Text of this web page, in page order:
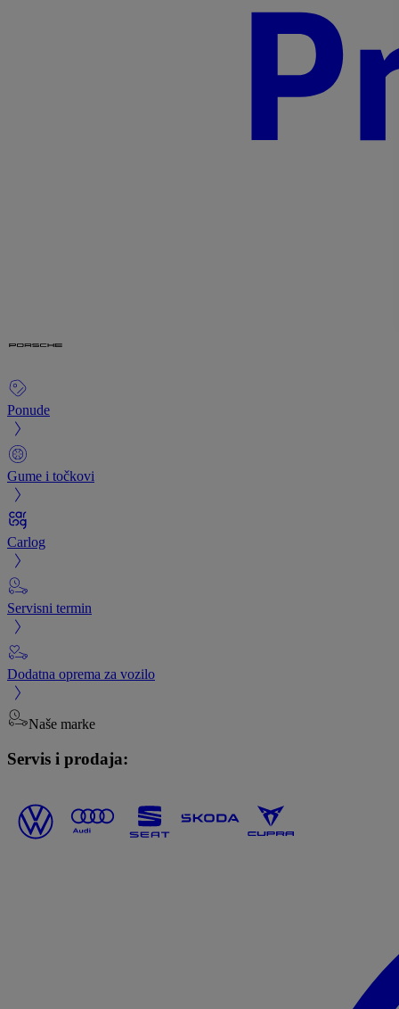
Ponude
Gume i točkovi
Carlog
Servisni termin
Dodatna oprema za vozilo
Naše marke
Servis i prodaja: